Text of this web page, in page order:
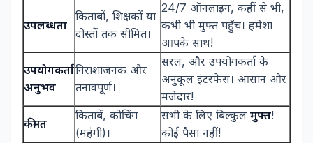
उपलब्धता
किताबों, शिक्षकों या
दोस्तों तक सीमित।
24/7 ऑनलाइन, कहीं से भी,
कभी भी मुफ्त पहुँच। हमेशा
आपके साथ!
उपयोगकर्ता
अनुभव
निराशाजनक और
तनावपूर्ण।
सरल, और उपयोगकर्ता के
अनुकूल इंटरफेस। आसान और
मजेदार!
कीमत
किताबें, कोचिंग
(महंगी)।
सभी के लिए बिल्कुल मुफ्त!
कोई पैसा नहीं!